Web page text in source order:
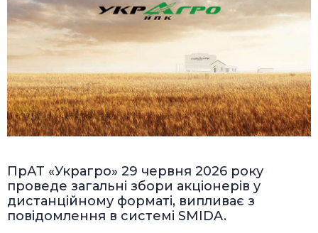
ПрАТ «Украгро» 29 червня 2026 року
проведе загальні збори акціонерів у
дистанційному форматі, випливає з
повідомлення в системі SMIDA.